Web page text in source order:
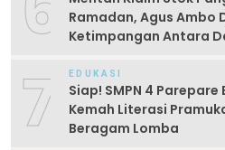
Ramadan, Agus Ambo
Ketimpangan Antara
7 EDUKASI
Siap! SMPN 4
Kemah Literasi
Beragam Lomba